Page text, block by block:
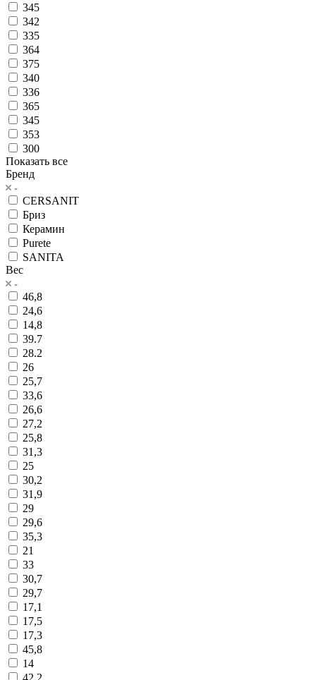
345
342
335
364
375
340
336
365
345
353
300
Показать все
Бренд
CERSANIT
Бриз
Керамин
Purete
SANITA
Вес
46,8
24,6
14,8
39.7
28.2
26
25,7
33,6
26,6
27,2
25,8
31,3
25
30,2
31,9
29
29,6
35,3
21
33
30,7
29,7
17,1
17,5
17,3
45,8
14
42,2